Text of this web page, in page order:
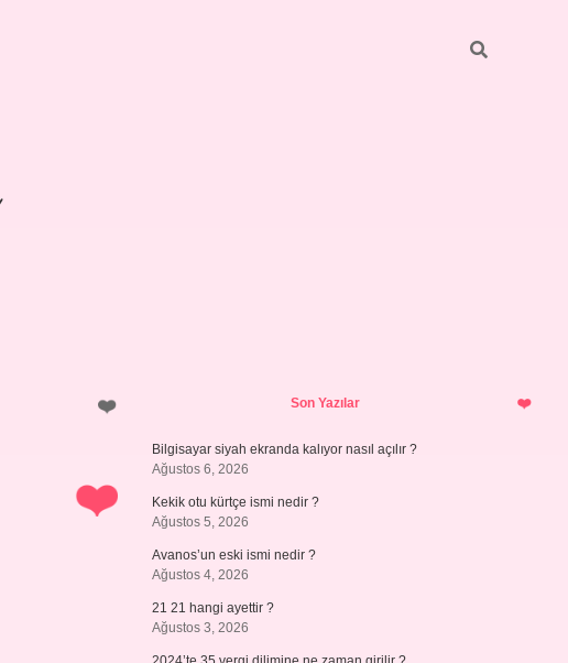
SidebarSon Yazılar
Bilgisayar siyah ekranda kalıyor nasıl açılır ?
Ağustos 6, 2026
Kekik otu kürtçe ismi nedir ?
Ağustos 5, 2026
Avanos’un eski ismi nedir ?
Ağustos 4, 2026
21 21 hangi ayettir ?
Ağustos 3, 2026